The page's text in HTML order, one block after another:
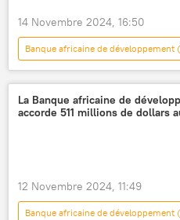
14 Novembre 2024, 16:50
Banque africaine de développement
Niger
Alliance des États
BRICS
Chine
La Banque africaine de
accorde 511 millions de dollars
12 Novembre 2024, 11:49
Banque africaine de développement